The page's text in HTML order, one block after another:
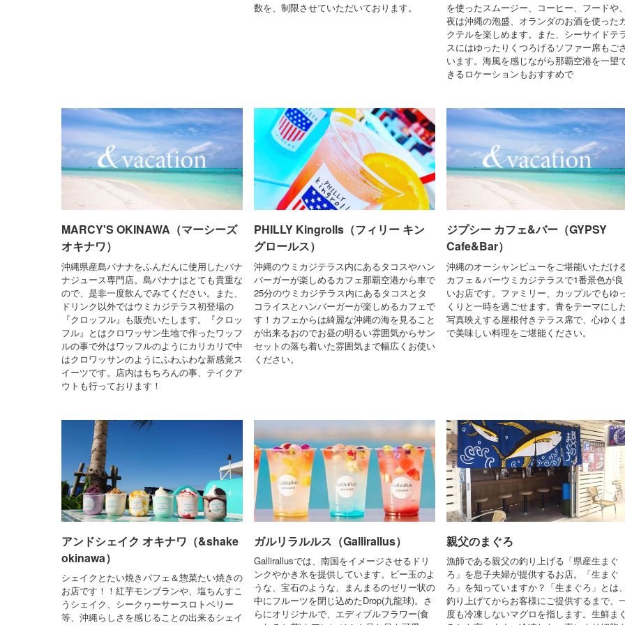
数を、制限させていただいております。
を使ったスムージー、コーヒー、フードや、
夜は沖縄の泡盛、オランダのお酒を使った
クテルを楽しめます。また、シーサイドテ
スにはゆったりくつろげるソファー席もご
います。海風を感じながら那覇空港を一望
きるロケーションもおすすめで
MARCY'S OKINAWA（マーシーズ
オキナワ）
沖縄県産島バナナをふんだんに使用したバナ
ナジュース専門店。島バナナはとても貴重な
ので、是非一度飲んでみてください。また、
ドリンク以外ではウミカジテラス初登場の
『クロッフル』も販売いたします。『クロッ
フル』とはクロワッサン生地で作ったワッフ
ルの事で外はワッフルのようにカリカリで中
はクロワッサンのようにふわふわな新感覚ス
イーツです。店内はもちろんの事、テイクア
ウトも行っております！
PHILLY Kingrolls（フィリー キン
グロールス）
沖縄のウミカジテラス内にあるタコスやハン
バーガーが楽しめるカフェ那覇空港から車で
25分のウミカジテラス内にあるタコスとタ
コライスとハンバーガーが楽しめるカフェで
す！カフェからは綺麗な沖縄の海を見ること
が出来るおのでお昼の明るい雰囲気からサン
セットの落ち着いた雰囲気まで幅広くお使い
ください。
ジプシー カフェ&バー（GYPSY
Cafe&Bar）
沖縄のオーシャンビューをご堪能いただけ
カフェ＆バーウミカジテラスで1番景色が良
いお店です。ファミリー、カップルでもゆ
くりと一時を過ごせます。青をテーマにし
写真映えする屋根付きテラス席で、心ゆくま
で美味しい料理をご堪能ください。
アンドシェイク オキナワ（&shake
okinawa）
シェイクとたい焼きパフェ＆惣菜たい焼きの
お店です！！紅芋モンブランや、塩ちんすこ
うシェイク、シークヮーサースロトベリー
等、沖縄らしさを感じることの出来るシェイ
ガルリラルルス（Gallirallus）
Gallirallusでは、南国をイメージさせるドリ
ンクやかき氷を提供しています。ビー玉のよ
うな、宝石のような、まんまるのゼリー状の
中にフルーツを閉じ込めたDrop(九龍球)。さ
らにオリジナルで、エディブルフラワー(食
親父のまぐろ
漁師である親父の釣り上げる「県産生まぐ
ろ」を息子夫婦が提供するお店。「生まぐ
ろ」を知っていますか？「生まぐろ」とは、
釣り上げてからお客様にご提供するまで、
度も冷凍しないマグロを指します。生鮮ま